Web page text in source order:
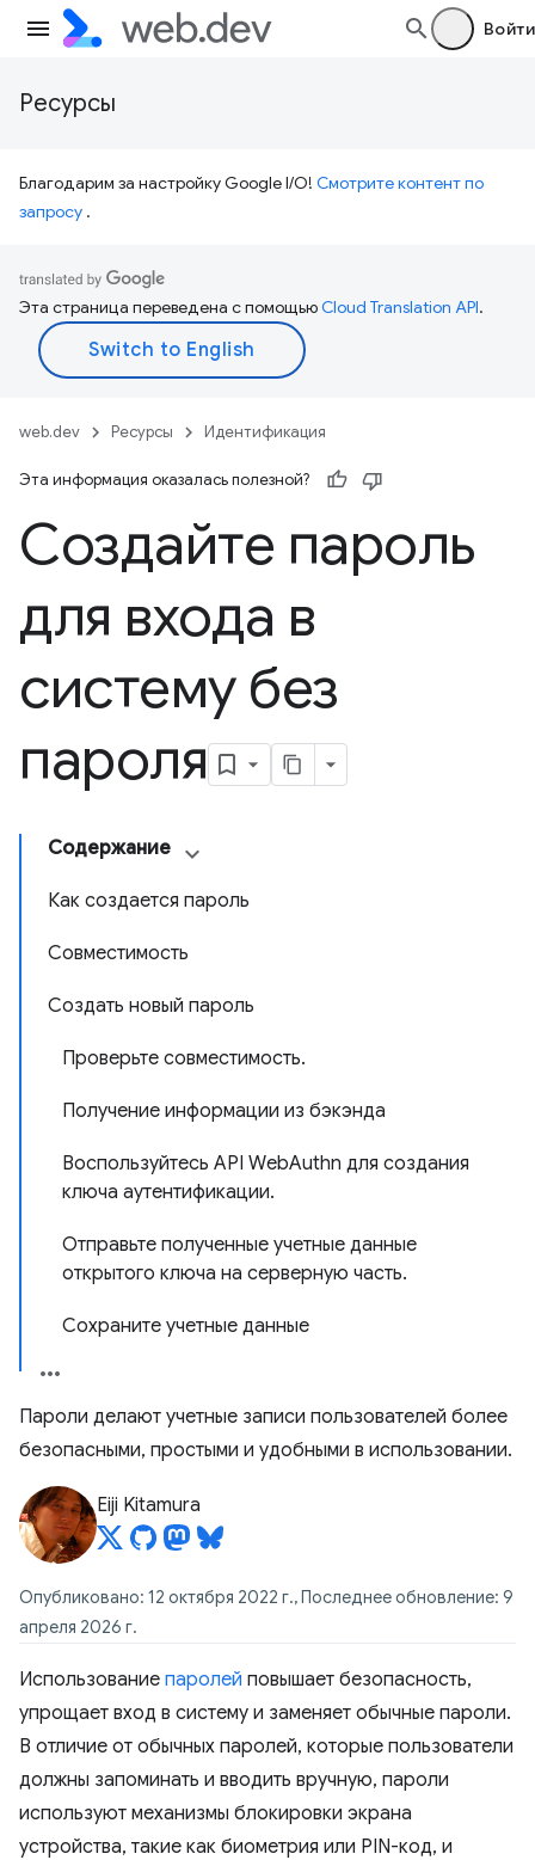
Войти
Ресурсы
Благодарим за настройку Google I/O! Смотрите контент по
запросу .
Эта страница переведена с помощьюCloud Translation API.
web.dev Ресурсы Идентификация
Эта информация оказалась полезной?
Создайте пароль
для входа в
систему без
пароля
Содержание
Как создается пароль
Совместимость
Создать новый пароль
Проверьте совместимость.
Получение информации из бэкэнда
Воспользуйтесь API WebAuthn для создания
ключа аутентификации.
Отправьте полученные учетные данные
открытого ключа на серверную часть.
Сохраните учетные данные
Пароли делают учетные записи пользователей более
безопасными, простыми и удобными в использовании.
Eiji Kitamura
Опубликовано: 12 октября 2022 г., Последнее обновление: 9
апреля 2026 г.
Использование паролей повышает безопасность,
упрощает вход в систему и заменяет обычные пароли.
В отличие от обычных паролей, которые пользователи
должны запоминать и вводить вручную, пароли
используют механизмы блокировки экрана
устройства, такие как биометрия или PIN-код, и